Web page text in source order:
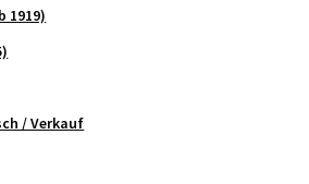
1919)
/ Verkauf